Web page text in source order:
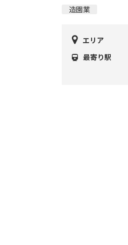
造園業
エリア
最寄り駅